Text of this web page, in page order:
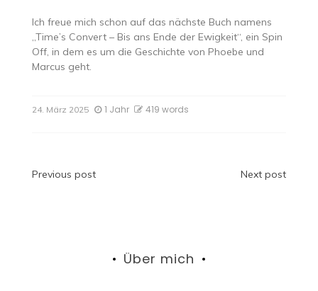
Ich freue mich schon auf das nächste Buch namens
„Time’s Convert – Bis ans Ende der Ewigkeit“, ein Spin
Off, in dem es um die Geschichte von Phoebe und
Marcus geht.
24. März 2025 1 Jahr 419 words
Beitragsnavigation
Previous post Next post
Über mich